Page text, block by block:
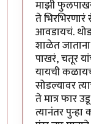
माझी
ते भिरभिरणारं
आवडायचं.
शाळेत
पाखरं, चतूर
यायची
सोडल्यावर
ते मात्र फार
त्यानंतर